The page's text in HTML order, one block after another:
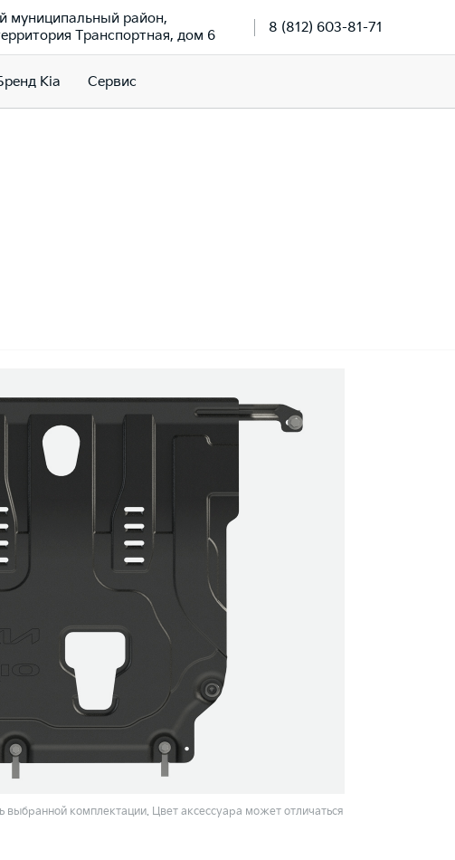
муниципальный район,
Транспортная, дом 6
8 (812) 603-81-71
Kia Сервис
комплектации. Цвет аксессуара может отличаться